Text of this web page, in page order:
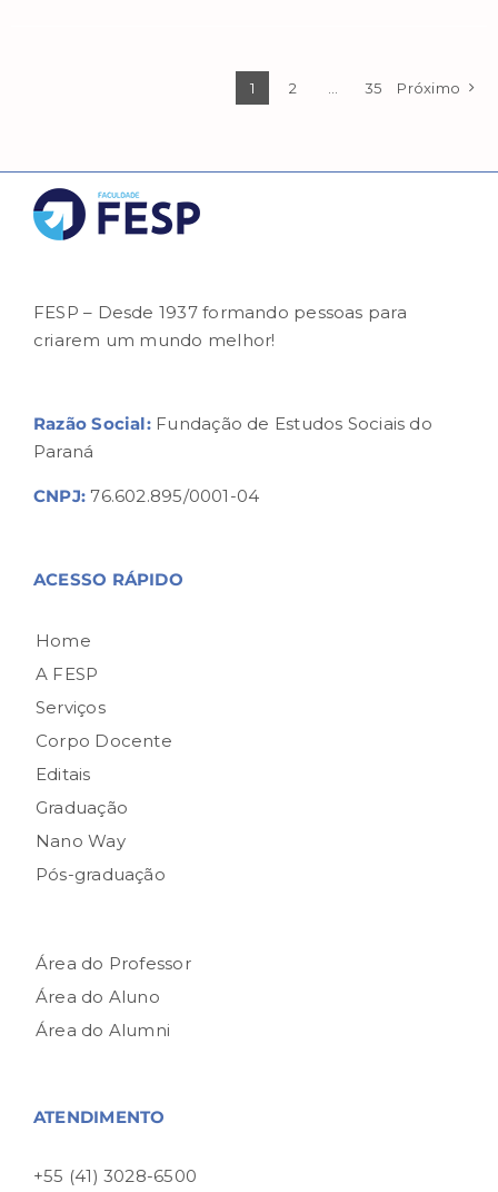
1 2 35 Próximo
FESP – Desde 1937 formando pessoas para
criarem um mundo melhor!
Razão Social:Fundação de Estudos Sociais do
Paraná
CNPJ: 76.602.895/0001-04
ACESSO RÁPIDO
Home
A FESP
Serviços
Corpo Docente
Editais
Graduação
Nano Way
Pós-graduação
Área do Professor
Área do Aluno
Área do Alumni
ATENDIMENTO
+55 (41) 3028-6500